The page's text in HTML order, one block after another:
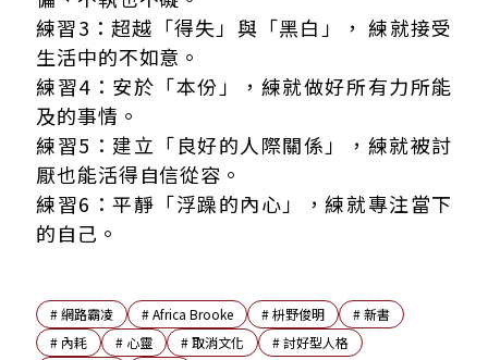
練習3：超越「得失」與「黑白」， 練就接受
生活中的不如意。
練習4：安於「本份」，練就做好所有力所能
及的事情。
練習5：建立「良好的人際關係」，練就被討
厭也能活得自信從容。
練習6：平靜「浮躁的內心」，練就專注當下
的自己。
#網路霸凌 #Africa Brooke #枡野俊明 #新書
# 內耗 # 心靈 #取消文化 #討好型人格